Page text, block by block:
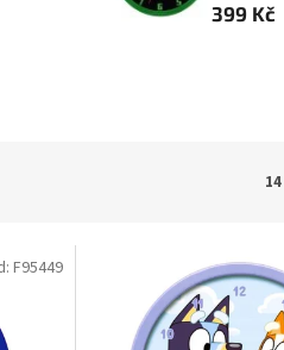
399 Kč
14
F95449